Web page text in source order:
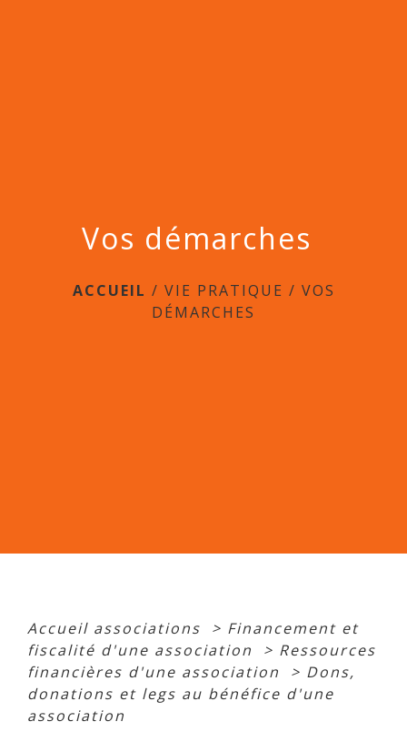
Vos démarches
ACCUEIL / VIE PRATIQUE / VOS
DÉMARCHES
Accueil associations > Financement et
fiscalité d'une association
> Ressources
financières d'une association
> Dons,
donations et legs au bénéfice d'une
association